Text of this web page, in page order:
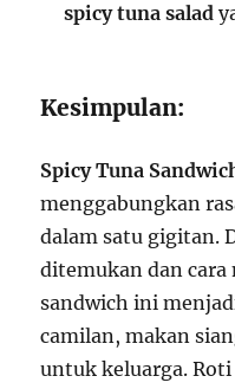
spicy tuna salad
Kesimpulan:
Spicy Tuna
menggabungkan
dalam satu gigitan.
ditemukan dan cara
sandwich ini
camilan, makan
untuk keluarga.